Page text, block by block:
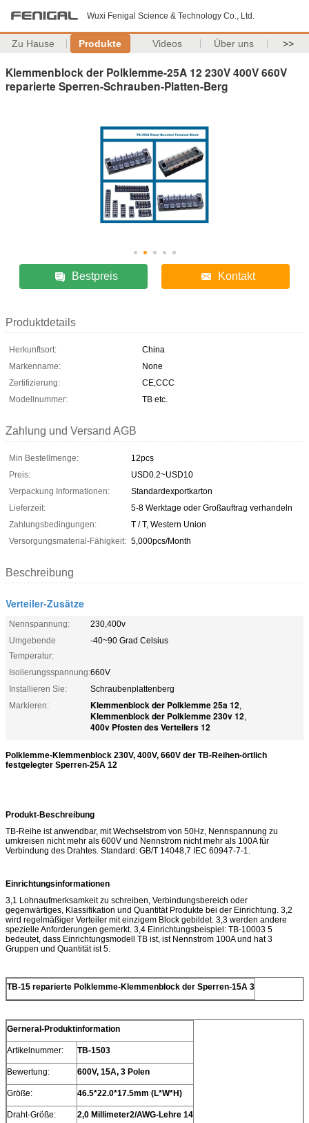
Wuxi Fenigal Science & Technology Co., Ltd.
Zu Hause Produkte Videos Über uns >>
Klemmenblock der Polklemme-25A 12 230V 400V 660V
reparierte Sperren-Schrauben-Platten-Berg
Bestpreis Kontakt
Produktdetails
Herkunftsort:
China
Markenname:
None
Zertifizierung:
CE,CCC
Modellnummer:
TB etc.
Zahlung und Versand AGB
Min Bestellmenge:
12pcs
Preis:
USD0.2~USD10
Verpackung Informationen:
Standardexportkarton
Lieferzeit:
5-8 Werktage oder Großauftrag verhandeln
Zahlungsbedingungen:
T / T, Western Union
Versorgungsmaterial-Fähigkeit: 5,000pcs/Month
Beschreibung
Verteiler-Zusätze
Nennspannung:
230,400v
Umgebende
Temperatur:
-40~90 Grad Celsius
Isolierungsspannung:660V
Installieren Sie:
Schraubenplattenberg
Markieren:
Klemmenblock der Polklemme 25a 12,
Klemmenblock der Polklemme 230v 12,
400v Pfosten des Verteilers 12
Polklemme-Klemmenblock 230V, 400V, 660V der TB-Reihen-örtlich
festgelegter Sperren-25A 12
Produkt-Beschreibung
TB-Reihe ist anwendbar, mit Wechselstrom von 50Hz, Nennspannung zu
umkreisen nicht mehr als 600V und Nennstrom nicht mehr als 100A für
Verbindung des Drahtes. Standard: GB/T 14048,7 IEC 60947-7-1.
Einrichtungsinformationen
3,1 Lohnaufmerksamkeit zu schreiben, Verbindungsbereich oder
gegenwärtiges, Klassifikation und Quantität Produkte bei der Einrichtung. 3,2
wird regelmäßiger Verteiler mit einzigem Block gebildet. 3,3 werden andere
spezielle Anforderungen gemerkt. 3,4 Einrichtungsbeispiel: TB-10003 5
bedeutet, dass Einrichtungsmodell TB ist, ist Nennstrom 100A und hat 3
Gruppen und Quantität ist 5.
TB-15 reparierte Polklemme-Klemmenblock der Sperren-15A 3
Gerneral-Produktinformation
Artikelnummer: TB-1503
Bewertung: 600V, 15A, 3 Polen
Größe: 46.5*22.0*17.5mm (L*W*H)
Draht-Größe: 2,0 Millimeter2/AWG-Lehre 14